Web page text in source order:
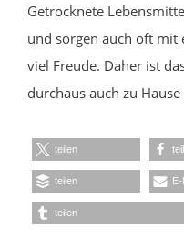
Getrocknete
und sorgen auch oft mit
viel Freude. Daher ist
durchaus auch zu
teilen
teilen E-
teilen